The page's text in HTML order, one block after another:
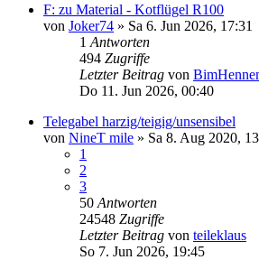
F: zu Material - Kotflügel R100
von Joker74 » Sa 6. Jun 2026, 17:31
1 Antworten
494 Zugriffe
Letzter Beitrag von
Do 11. Jun 2026, 00:40
Telegabel harzig/teigig/unsensibel
von NineT mile » Sa 8. Aug 2020,
1
2
3
50 Antworten
24548 Zugriffe
Letzter Beitrag von teileklaus
So 7. Jun 2026, 19:45